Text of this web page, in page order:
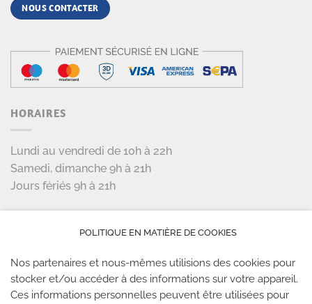
NOUS CONTACTER
HORAIRES
Lundi au vendredi de 10h à 22h
Samedi, dimanche 9h à 21h
Jours fériés 9h à 21h
POLITIQUE EN MATIÈRE DE COOKIES
Nos partenaires et nous-mêmes utilisions des cookies pour
stocker et/ou accéder à des informations sur votre appareil.
Ces informations personnelles peuvent être utilisées pour